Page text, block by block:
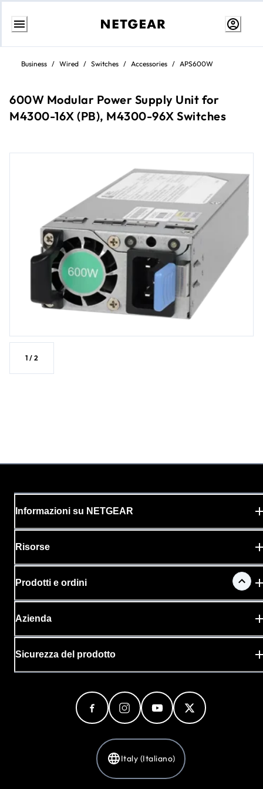
Passa
contenuto
Business / Wired / Switches / Accessories / APS600W
600W Modular Power Supply Unit for
M4300-16X (PB), M4300-96X Switches
1 / 2
Informazioni su NETGEAR
Risorse
Prodotti e ordini
Azienda
Sicurezza del prodotto
Italy (Italiano)